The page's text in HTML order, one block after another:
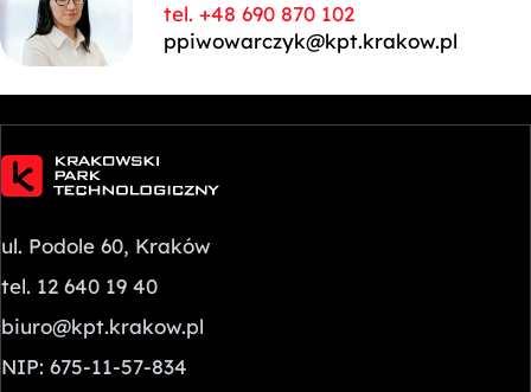
tel. +48 690 870 102
ppiwowarczyk@kpt.krakow.pl
ul. Podole 60, Kraków
tel. 12 640 19 40
biuro@kpt.krakow.pl
NIP: 675-11-57-834